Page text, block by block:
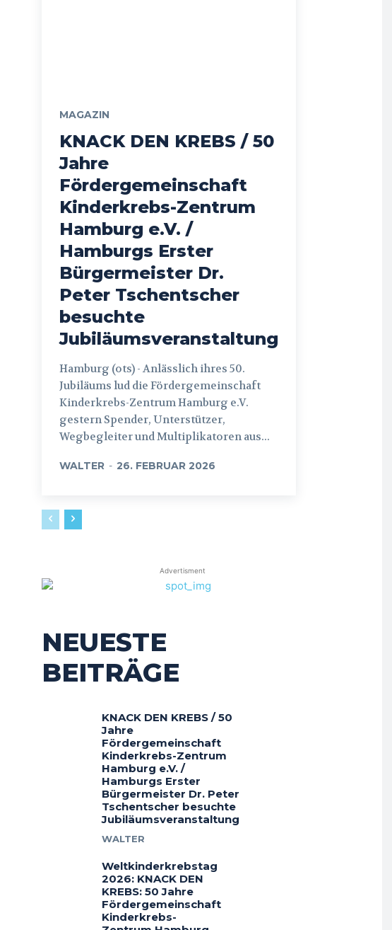
MAGAZIN
KNACK DEN KREBS / 50
Jahre
Fördergemeinschaft
Kinderkrebs-Zentrum
Hamburg e.V. /
Hamburgs Erster
Bürgermeister Dr.
Peter Tschentscher
besuchte
Jubiläumsveranstaltung
Hamburg (ots) - Anlässlich ihres 50.
Jubiläums lud die Fördergemeinschaft
Kinderkrebs-Zentrum Hamburg e.V.
gestern Spender, Unterstützer,
Wegbegleiter und Multiplikatoren aus...
WALTER - 26. FEBRUAR 2026
Advertisment
NEUESTE
BEITRÄGE
KNACK DEN KREBS / 50
Jahre
Fördergemeinschaft
Kinderkrebs-Zentrum
Hamburg e.V. /
Hamburgs Erster
Bürgermeister Dr. Peter
Tschentscher besuchte
Jubiläumsveranstaltung
WALTER
Weltkinderkrebstag
2026: KNACK DEN
KREBS: 50 Jahre
Fördergemeinschaft
Kinderkrebs-